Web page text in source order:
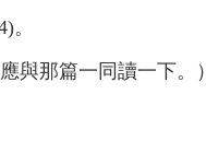
。
與那篇一同讀一下。）